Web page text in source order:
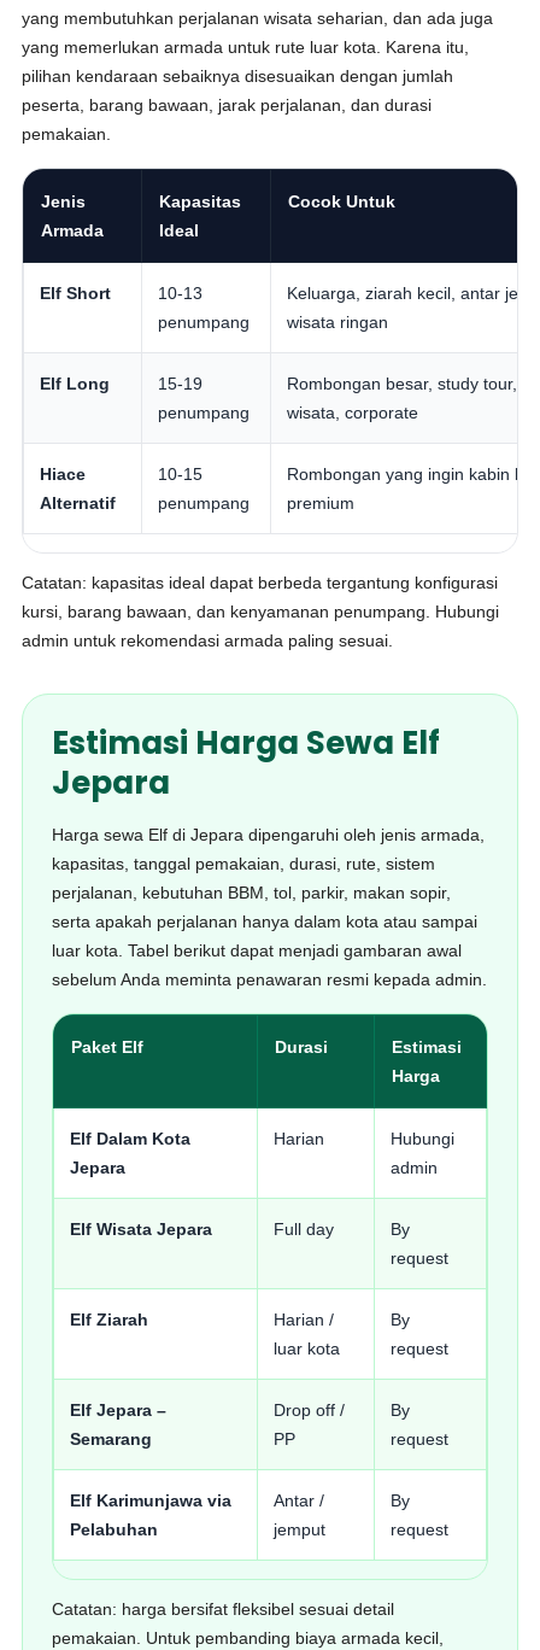
yang membutuhkan perjalanan wisata seharian, dan ada juga
yang memerlukan armada untuk rute luar kota. Karena itu,
pilihan kendaraan sebaiknya disesuaikan dengan jumlah
peserta, barang bawaan, jarak perjalanan, dan durasi
pemakaian.
Jenis
Armada
Kapasitas
Ideal
Cocok Untuk
Elf Short
10-13
penumpang
Keluarga, ziarah kecil, antar
wisata ringan
Elf Long
15-19
penumpang
Rombongan besar, study tour,
wisata, corporate
Hiace
Alternatif
10-15
penumpang
Rombongan yang ingin kabin
premium
Catatan: kapasitas ideal dapat berbeda tergantung konfigurasi
kursi, barang bawaan, dan kenyamanan penumpang. Hubungi
admin untuk rekomendasi armada paling sesuai.
Estimasi Harga Sewa Elf
Jepara
Harga sewa Elf di Jepara dipengaruhi oleh jenis armada,
kapasitas, tanggal pemakaian, durasi, rute, sistem
perjalanan, kebutuhan BBM, tol, parkir, makan sopir,
serta apakah perjalanan hanya dalam kota atau sampai
luar kota. Tabel berikut dapat menjadi gambaran awal
sebelum Anda meminta penawaran resmi kepada admin.
Paket Elf Durasi
Estimasi
Harga
Elf Dalam Kota
Jepara
Harian
Hubungi
admin
Elf Wisata Jepara Full day
By
request
Elf Ziarah
Harian /
luar kota
By
request
Elf Jepara –
Semarang
Drop off /
PP
By
request
Elf Karimunjawa via
Pelabuhan
Antar /
jemput
By
request
Catatan: harga bersifat fleksibel sesuai detail
pemakaian. Untuk pembanding biaya armada kecil,